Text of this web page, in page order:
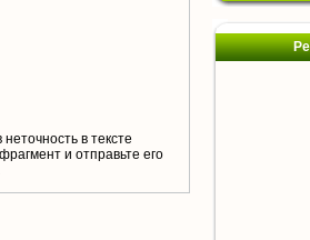
в тексте
и отправьте его